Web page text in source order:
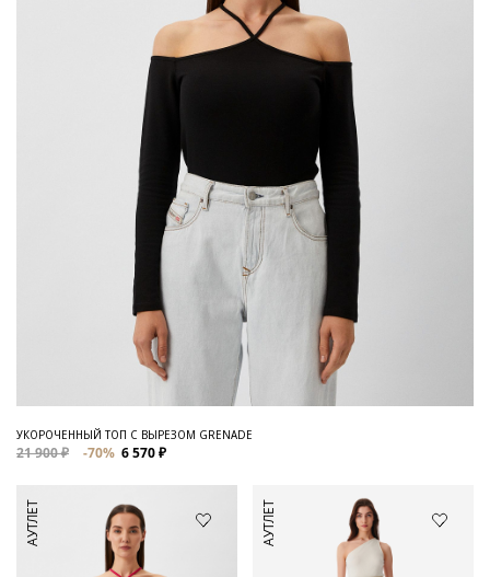
УКОРОЧЕННЫЙ ТОП С ВЫРЕЗОМ GRENADE
21 900 ₽ -70% 6 570 ₽
АУТЛЕТ АУТЛЕТ